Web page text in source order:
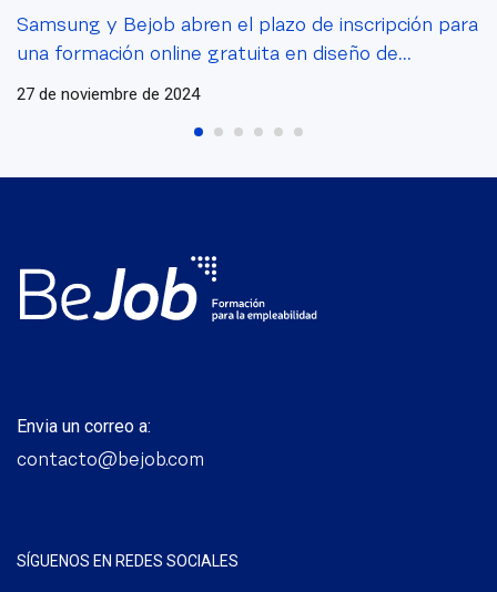
Samsung y Bejob abren el plazo de inscripción para
una formación online gratuita en diseño de
aplicaciones Tizen en Smart TV
27 de noviembre de 2024
Envia un correo a:
contacto@bejob.com
SÍGUENOS EN REDES SOCIALES